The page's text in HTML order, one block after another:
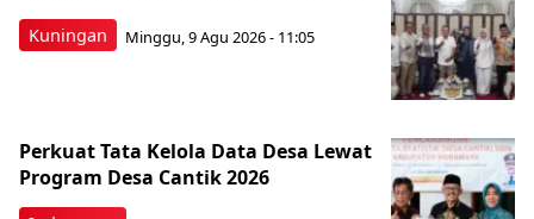
Kuningan Minggu, 9 Agu 2026 - 11:05
Perkuat Tata Kelola Data Desa Lewat
Program Desa Cantik 2026